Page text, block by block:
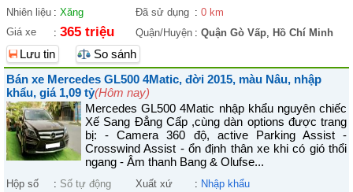
Nhiên liệu : Xăng Đã sử dụng : 0 km
Giá xe
: 365 triệu Quận/Huyện : Quận Gò Vấp, Hồ Chí Minh
Lưu tin
So sánh
Bán xe Mercedes GL500 4Matic, đời 2015, màu Nâu, nhập
khẩu, giá 1,09 tỷ(Hôm nay)
Mercedes GL500 4Matic nhập khẩu nguyên chiếc
Xế Sang Đẳng Cấp ,cùng dàn options được trang
bị: - Camera 360 độ, active Parking Assist -
Crosswind Assist - ổn định thân xe khi có gió thổi
ngang - Âm thanh Bang & Olufse...
Hộp số : Số tự động Xuất xứ : Nhập khẩu